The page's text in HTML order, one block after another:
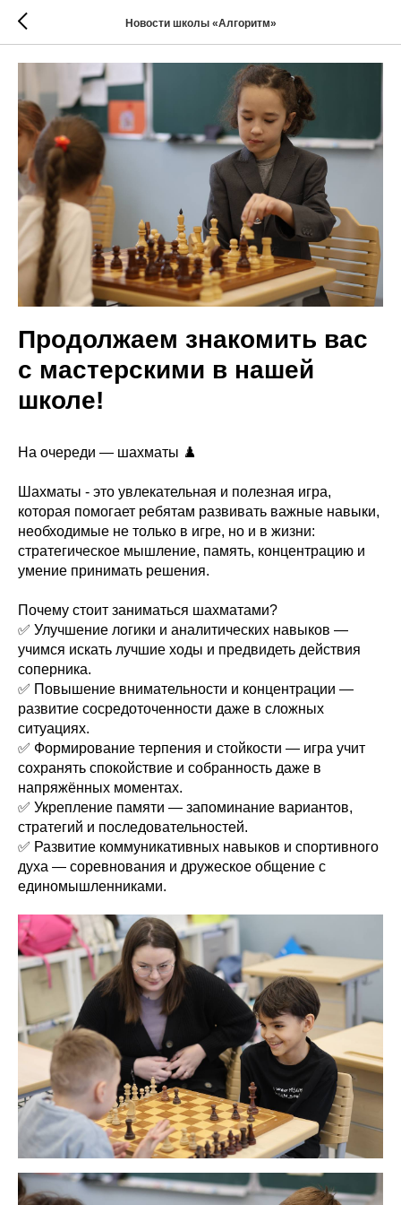
Новости школы «Алгоритм»
Продолжаем знакомить вас
с мастерскими в нашей
школе!
На очереди — шахматы ♟️
Шахматы - это увлекательная и полезная игра,
которая помогает ребятам развивать важные навыки,
необходимые не только в игре, но и в жизни:
стратегическое мышление, память, концентрацию и
умение принимать решения.
Почему стоит заниматься шахматами?
✅ Улучшение логики и аналитических навыков —
учимся искать лучшие ходы и предвидеть действия
соперника.
✅ Повышение внимательности и концентрации —
развитие сосредоточенности даже в сложных
ситуациях.
✅ Формирование терпения и стойкости — игра учит
сохранять спокойствие и собранность даже в
напряжённых моментах.
✅ Укрепление памяти — запоминание вариантов,
стратегий и последовательностей.
✅ Развитие коммуникативных навыков и спортивного
духа — соревнования и дружеское общение с
единомышленниками.